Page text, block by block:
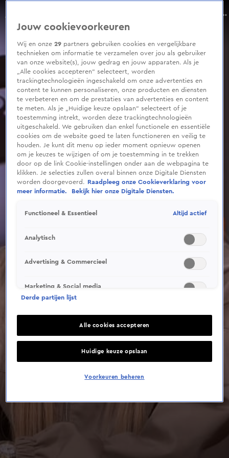
Mercedes over gevoelens voor Salar én zijn fanatisme in De Bondgenoten
Aflevering 144, Seizoen 2026
of
seconds
Jouw cookievoorkeuren
Wij en onze29 partners gebruiken cookies en vergelijkbare
technieken om informatie te verzamelen over jou als gebruiker
van onze website(s), jouw gedrag en jouw apparaten. Als je
„Alle cookies accepteren” selecteert, worden
trackingtechnologieën ingeschakeld om onze advertenties en
content te kunnen personaliseren, onze producten en diensten
te verbeteren en om de prestaties van advertenties en content
te meten. Als je „Huidige keuze opslaan” selecteert of je
toestemming intrekt, worden deze trackingtechnologieën
uitgeschakeld. We gebruiken dan enkel functionele en essentiële
cookies om de website goed te laten functioneren en veilig te
houden. Je kunt dit menu op ieder moment opnieuw openen
om je keuzes te wijzigen of om je toestemming in te trekken
door op de link Cookie-instellingen onder aan de webpagina te
klikken. Je selecties zullen overal binnen onze Digitale Diensten
worden doorgevoerd.
Raadpleeg onze Cookieverklaring voor
meer informatie.
Bekijk hier onze Digitale Diensten.
Functioneel & Essentieel Altijd actief
Analytisch
Advertising & Commercieel
Marketing & Social media
Derde partijen lijst
Alle cookies accepteren
Huidige keuze opslaan
Voorkeuren beheren